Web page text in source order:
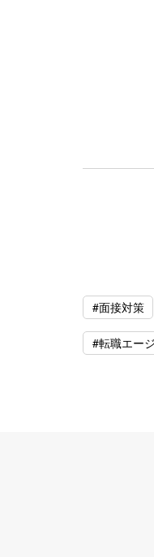
#面接対策
#転職エー